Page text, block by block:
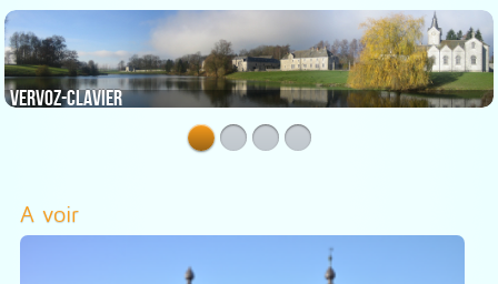
Vervoz-Clavier
A voir